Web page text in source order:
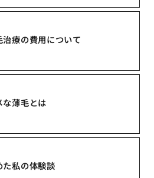
療の費用について
薄毛とは
私の体験談